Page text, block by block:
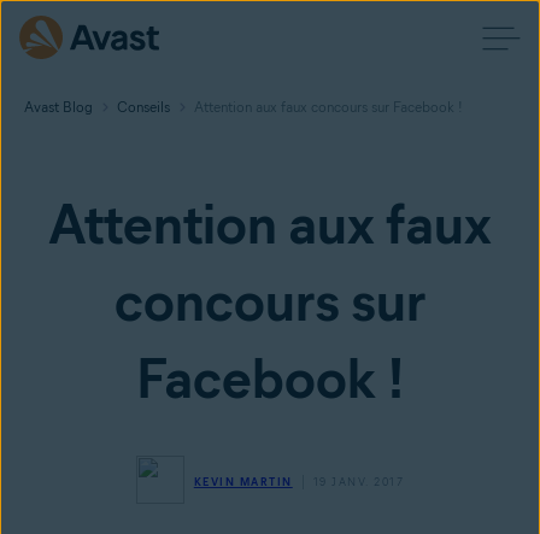
Avast Blog Conseils Attention aux faux concours sur Facebook !
Attention aux faux
concours sur
Facebook !
KEVIN MARTIN 19 JANV. 2017